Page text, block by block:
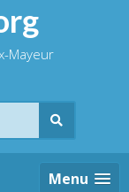
Mayeur
Menu